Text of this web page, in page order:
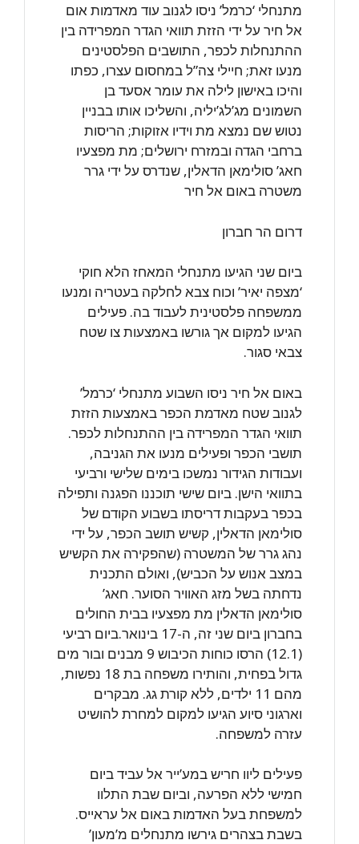
מתנחלי ‘כרמל’ ניסו לגנוב עוד מאדמות אום
אל חיר על ידי הזזת תוואי הגדר המפרידה בין
ההתנחלות לכפר, התושבים הפלסטינים
מנעו זאת; חיילי צה”ל במחסום עצרו, כפתו
והיכו באישון לילה את עומר אסעד בן
השמונים מג’לג’יליה, והשליכו אותו בבניין
נטוש שם נמצא מת וידיו אזוקות; הריסות
ברחבי הגדה ובמזרח ירושלים; מת מפצעיו
חאג’ סולימאן הדאלין, שנדרס על ידי גרר
משטרה באום אל חיר
דרום הר חברון
ביום שני הגיעו מתנחלי המאחז הלא חוקי
‘מצפה יאיר’ וכוח צבא לחלקה בעטריה ומנעו
ממשפחה פלסטינית לעבוד בה. פעילים
הגיעו למקום אך גורשו באמצעות צו שטח
צבאי סגור.
באום אל חיר ניסו השבוע מתנחלי ‘כרמל’
לגנוב שטח מאדמת הכפר באמצעות הזזת
תוואי הגדר המפרידה בין ההתנחלות לכפר.
תושבי הכפר ופעילים מנעו את הגניבה,
ועבודות הגידור נמשכו בימים שלישי ורביעי
בתוואי הישן. ביום שישי תוכננו הפגנה ותפילה
בכפר בעקבות דריסתו בשבוע הקודם של
סולימאן הדאלין, קשיש תושב הכפר, על ידי
נהג גרר של המשטרה (שהפקירה את הקשיש
במצב אנוש על הכביש), ואולם התכנית
נדחתה בשל מזג האוויר הסוער. חאג’
סולימאן הדאלין מת מפצעיו בבית החולים
בחברון ביום שני זה, ה-17 בינואר.ביום רביעי
(12.1) הרסו כוחות הכיבוש 9 מבנים ובור מים
גדול בפחית, והותירו משפחה בת 18 נפשות,
מהם 11 ילדים, ללא קורת גג. מבקרים
וארגוני סיוע הגיעו למקום למחרת להושיט
עזרה למשפחה.
פעילים ליוו חריש במע’ייר אל עביד ביום
חמישי ללא הפרעה, וביום שבת התלוו
למשפחת בעל האדמות באום אל עראייס.
בשבת בצהרים גירשו מתנחלים מ’מעון’